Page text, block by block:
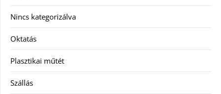
Nincs kategorizálva
Oktatás
Plasztikai műtét
Szállás